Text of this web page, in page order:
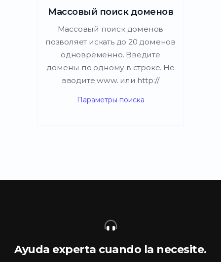
Массовый поиск доменов
Массовый поиск доменов
позволяет искать до 20 доменов
одновременно. Введите
домены по одному в строке. Не
вводите www. или http://
Параметры поиска
Ayuda experta cuando la necesite.